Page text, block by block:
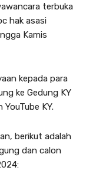
terbuka
hak asasi
Kamis
kepada para
ke Gedung KY
KY.
berikut adalah
dan calon